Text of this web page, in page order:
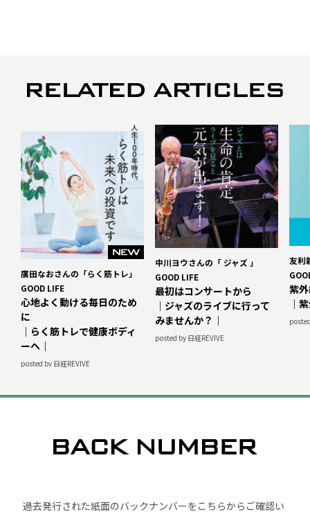
廣田なおさんの「らく筋トレ」
GOOD LIFE
心地よく動ける毎日のため
に
｜らく筋トレで健康ボディ
ーへ｜
posted by 日経REVIVE
中川ヨウさんの「 ジャズ 」
GOOD LIFE
最初はコンサートから
｜ジャズのライブに行って
みませんか？｜
posted by 日経REVIVE
友利
紫
｜
過去発行された紙面のバックナンバーをこちらからご確認い